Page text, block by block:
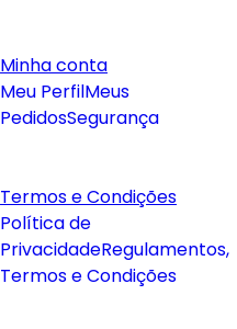
Minha conta
Meu PerfilMeus
PedidosSegurança
Termos e Condições
Política de
PrivacidadeRegulamentos,
Termos e Condições